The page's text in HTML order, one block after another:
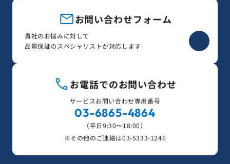
お問い合わせフォーム
貴社のお悩みに対して
品質保証のスペシャリストが対応します
お電話でのお問い合わせ
サービスお問い合わせ専用番号
03-6865-4864
（平日9:30〜18:00）
※その他のご連絡は03-5333-1246